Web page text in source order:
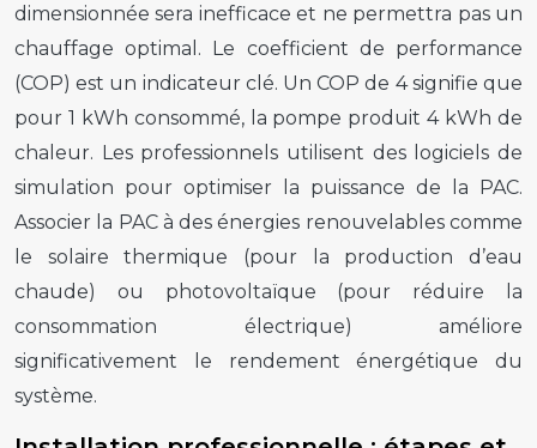
dimensionnée sera inefficace et ne permettra pas un
chauffage optimal. Le coefficient de performance
(COP) est un indicateur clé. Un COP de 4 signifie que
pour 1 kWh consommé, la pompe produit 4 kWh de
chaleur. Les professionnels utilisent des logiciels de
simulation pour optimiser la puissance de la PAC.
Associer la PAC à des énergies renouvelables comme
le solaire thermique (pour la production d’eau
chaude) ou photovoltaïque (pour réduire la
consommation électrique) améliore
significativement le rendement énergétique du
système.